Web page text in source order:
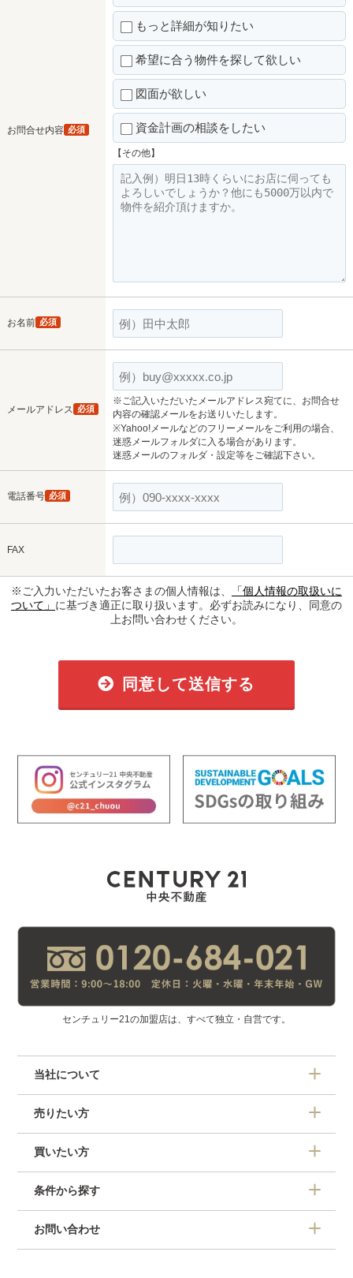
お問合せ内容 必須
もっと詳細が知りたい
希望に合う物件を探して欲しい
図面が欲しい
資金計画の相談をしたい
【その他】
お名前 必須
メールアドレス 必須
※ご記入いただいたメールアドレス宛てに、お問合せ
内容の確認メールをお送りいたします。
※Yahoo!メールなどのフリーメールをご利用の場合、
迷惑メールフォルダに入る場合があります。
迷惑メールのフォルダ・設定等をご確認下さい。
電話番号 必須
FAX
※ご入力いただいたお客さまの個人情報は、
「個人情報の取扱いに
ついて」 に基づき適正に取り扱います。必ずお読みになり、同意の
上お問い合わせください。
同意して送信する
センチュリー21の加盟店は、すべて独立・自営です。
当社について
売りたい方
買いたい方
条件から探す
お問い合わせ